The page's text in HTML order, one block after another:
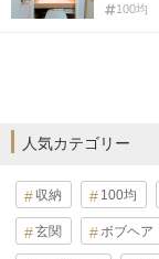
100均
人気カテゴリー
収納 100均
玄関 ボブヘア